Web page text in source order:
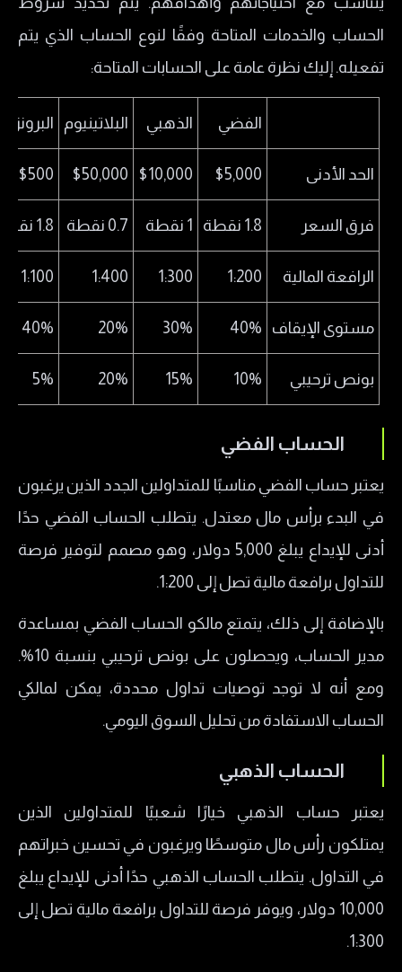
الحساب والخدمات المتاحة وفقًا لنوع الحساب الذي يتم
تفعيله. إليك نظرة عامة على الحسابات المتاحة:
الفضي الذهبي البلاتينيوم البرونزي
الحد الأدنى $5,000
$10,000
$50,000
$500
فرق السعر 1.8 نقطة 1 نقطة 0.7 نقطة 1.8 نقطة
الرافعة المالية 1:200
1:300
1:400
1:100
مستوى الإيقاف 40%
30%
20%
40%
بونص ترحيبي 10%
15%
20%
5%
الحساب الفضي
يعتبر حساب الفضي مناسبًا للمتداولين الجدد الذين يرغبون
في البدء برأس مال معتدل. يتطلب الحساب الفضي حدًا
أدنى للإيداع يبلغ 5,000 دولار، وهو مصمم لتوفير فرصة
للتداول برافعة مالية تصل إلى 1:200.
بالإضافة إلى ذلك، يتمتع مالكو الحساب الفضي بمساعدة
مدير الحساب، ويحصلون على بونص ترحيبي بنسبة 10%.
ومع أنه لا توجد توصيات تداول محددة، يمكن لمالكي
الحساب الاستفادة من تحليل السوق اليومي.
الحساب الذهبي
يعتبر حساب الذهبي خيارًا شعبيًا للمتداولين الذين
يمتلكون رأس مال متوسطًا ويرغبون في تحسين خبراتهم
في التداول. يتطلب الحساب الذهبي حدًا أدنى للإيداع يبلغ
10,000 دولار، ويوفر فرصة للتداول برافعة مالية تصل إلى
1:300.